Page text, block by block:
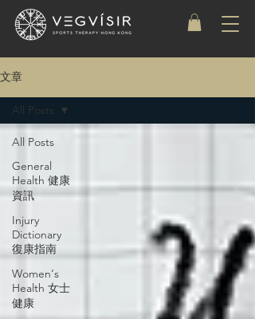
文章
All Posts
General
Health 健康
資訊
Injury
Dictionary
復康指南
Women‘s
Health 女士
健康
All Posts